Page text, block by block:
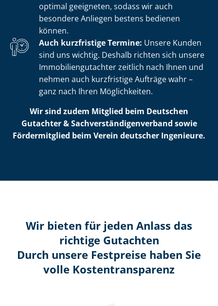
optimal geeigneten, sodass wir auch
besondere Anliegen bestens bedienen
können.
Auch kurzfristige Termine: Unsere Kunden
sind uns wichtig. Deshalb richten sich unsere
Im­mo­bi­li­en­gut­ach­ter zeitlich nach Ihnen und
nehmen auch kurzfristige Aufträge wahr –
ganz nach Ihren Möglichkeiten.
Wir sind zudem Mitglied beim Deutschen
Gutachter & Sach­ver­stän­di­gen­ver­band sowie
Fördermitglied beim Verein deutscher Ingenieure.
Wir bieten für jeden Anlass das
richtige Gutachten
Durch unsere Festpreise haben Sie
volle Kosten­transparenz